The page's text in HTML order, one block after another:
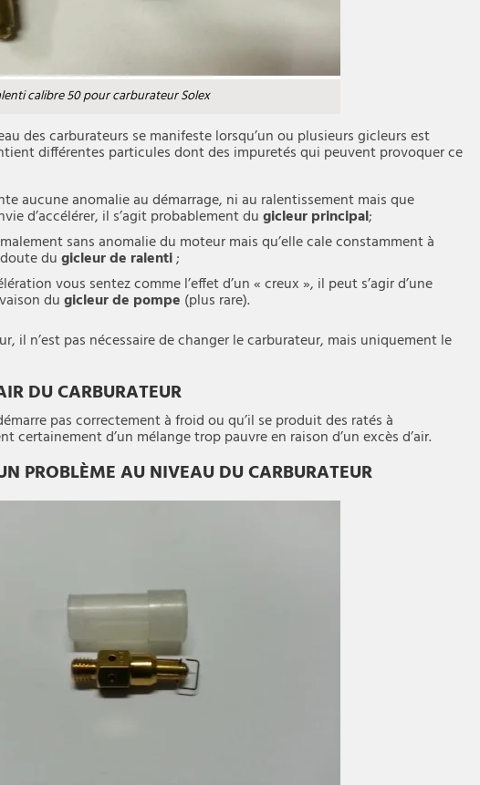
calibre 50 pour carburateur Solex
des carburateurs se manifeste lorsqu’un ou plusieurs gicleurs est
différentes particules dont des impuretés qui peuvent provoquer ce
aucune anomalie au démarrage, ni au ralentissement mais que
d’accélérer, il s’agit probablement dugicleur principal;
sans anomalie du moteur mais qu’elle cale constamment à
dugicleur de ralenti;
vous sentez comme l’effet d’un « creux », il peut s’agir d’une
dugicleur de pompe (plus rare).
il n’est pas nécessaire de changer le carburateur, mais uniquement le
DU CARBURATEUR
pas correctement à froid ou qu’il se produit des ratés à
certainement d’un mélange trop pauvre en raison d’un excès d’air.
PROBLÈME AU NIVEAU DU CARBURATEUR